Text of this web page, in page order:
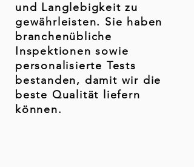
und Langlebigkeit zu
gewährleisten. Sie haben
branchenübliche
Inspektionen sowie
personalisierte Tests
bestanden, damit wir die
beste Qualität liefern
können.